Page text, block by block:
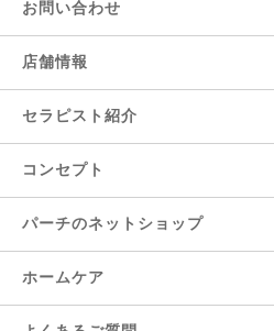
お問い合わせ
店舗情報
セラピスト紹介
コンセプト
パーチのネットショップ
ホームケア